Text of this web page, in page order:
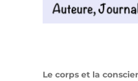
Le corps et la